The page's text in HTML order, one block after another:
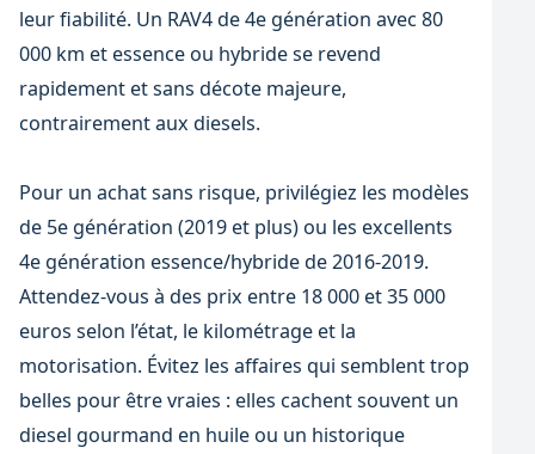
leur fiabilité. Un RAV4 de 4e génération avec 80
000 km et essence ou hybride se revend
rapidement et sans décote majeure,
contrairement aux diesels.
Pour un achat sans risque, privilégiez les modèles
de 5e génération (2019 et plus) ou les excellents
4e génération essence/hybride de 2016-2019.
Attendez-vous à des prix entre 18 000 et 35 000
euros selon l’état, le kilométrage et la
motorisation. Évitez les affaires qui semblent trop
belles pour être vraies : elles cachent souvent un
diesel gourmand en huile ou un historique